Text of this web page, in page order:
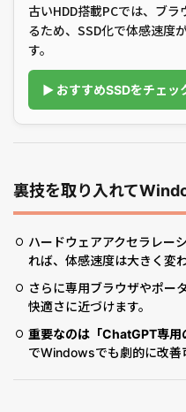
古いHDD搭載PCでは、ブ
るため、SSD化で体感速度
す。
▶ おすすめSSDをチェッ
裏技を取り入れて
ハードウェアアクセラレー
れば、体感速度は大きく変わ
さらに専用ブラウザやポー
快適さに近づけます。
重要なのは「ChatGPT専用
でWindowsでも劇的に改善